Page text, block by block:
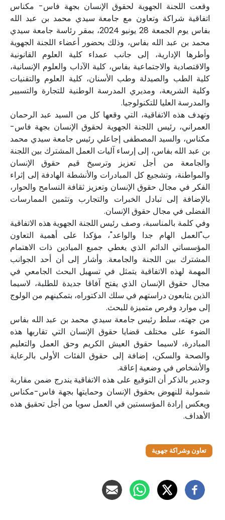
وقعت اللجنة الجهوية لحقوق الإنسان بجهة فاس- مكناس
اتفاقية شراكة وتعاون مع جامعة سيدي محمد بن عبد الله
بفاس يوم الجمعة 28 يونيو 2024، بمقر رئاسة جامعة سيدي
محمد بن عبد الله بفاس، وذلك بحضور أعضاء اللجنة الجهوية
وأطرها الإدارية، إلى جانب عمداء كلية العلوم القانونية
والاقتصادية والاجتماعية بفاس، كلية الآداب والعلوم الإنسانية،
كلية الطب والصيدلة وطب الأسنان، كلية العلوم والتقنيات
وكلية الشريعة، ومديري المدرسة الوطنية للتجارة والتسيير
والمدرسة العليا للتكنولوجيا.
وتهدف هذه الاتفاقية، التي وقعها كل من السيد عبد الرحمان
العمراني، رئيس اللجنة الجهوية لحقوق الإنسان بجهة فاس-
مكناس، والسيد المصطفى إجاعلي رئيس جامعة سيدي محمد
بن عبد الله بفاس، إلى إرساء آليات العمل المشترك بين اللجنة
والجامعة من أجل تعزيز وترسيخ قيم حقوق الإنسان
والمواطنة، وتشجيع كل المبادرات والأنشطة الهادفة إلى إثراء
الفكر في مجال حقوق الإنسان وتعزيز ثقافة التسامح والحوار،
بالإضافة إلى تبادل الخبرات والتجارب وتثمين الممارسات
الفضلى في مجال حقوق الإنسان.
وفي كلمة بالمناسبة، وصف رئيس اللجنة الجهوية هذه الاتفاقية
ب"العمل الهام جدا والواعد"، مؤكدا على أهمية التعاون
المؤسساتي الدائم الذي يغطي جميع الميادين ذات الاهتمام
المشترك بين اللجنة والجامعة. وأشار إلى أن أحد الجوانب
المهمة لهذه الاتفاقية يتمثل في تسهيل البحث الجامعي في
مجال حقوق الإنسان الذي يفتح آفاقا جديدة للطلبة، لاسيما
الذين يتابعون دراستهم في سلك الدكتوراه، بتمكينهم من الولوج
إلى موارد وفرص متميزة للبحث.
من جهته، سلط رئيس جامعة سيدي محمد بن عبد الله بفاس
الضوء على مختلف قضايا حقوق الإنسان التي تقاربها هذه
المبادرة، لاسيما حقوق العيش الكريم وحق العمل والتعليم
والصحة والسكن، إضافة إلى حقوق الفئات الأولى بالرعاية
والأشخاص في وضعية إعاقة.
وجدير بالذكر أن التوقيع على هذه الاتفاقية يندرج ضمن مقاربة
شمولية للنهوض بحقوق الإنسان وحمايتها بجهة فاس-مكناس
ويعكس إرادة المؤسستين في العمل سويا من أجل تحقيق هذه
الأهداف.
تعاون وشراكة جهوية